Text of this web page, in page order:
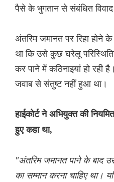
पैसे के भुगतान से संबंधित विवाद
अंतरिम जमानत पर रिहा होने
था कि उसे कुछ घरेलू
कर पाने में कठिनाइयां हो रही
जवाब से संतुष्ट नहीं हुआ था।
हाईकोर्ट ने अभियुक्त की
हुए कहा था,
"अंतरिम जमानत पाने के बाद
का सम्मान करना चाहिए था।